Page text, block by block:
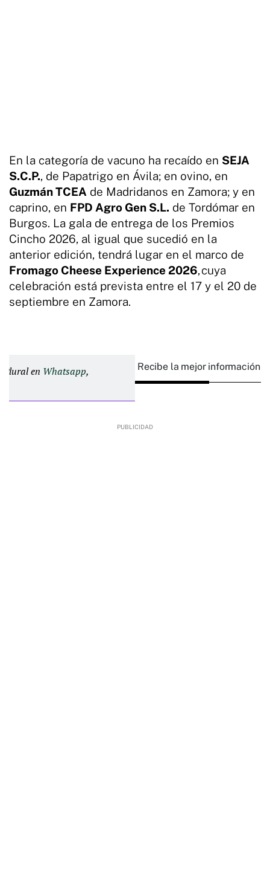
En la categoría de vacuno ha recaído en SEJA
S.C.P., de Papatrigo en Ávila; en ovino, en
Guzmán TCEA de Madridanos en Zamora; y en
caprino, en FPD Agro Gen S.L. de Tordómar en
Burgos. La gala de entrega de los Premios
Cincho 2026, al igual que sucedió en la
anterior edición, tendrá lugar en el marco de
Fromago Cheese Experience 2026, cuya
celebración está prevista entre el 17 y el 20 de
septiembre en Zamora.
Plural en Whatsapp, Recibe la mejor información